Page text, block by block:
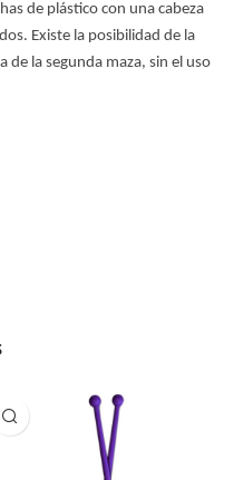
de plástico con una cabeza
Existe la posibilidad de la
de la segunda maza, sin el uso